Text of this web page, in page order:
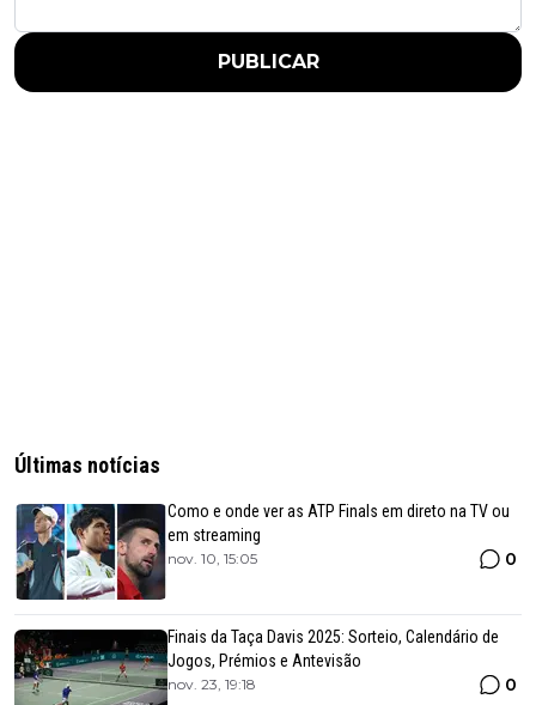
PUBLICAR
Últimas notícias
Como e onde ver as ATP Finals em direto na TV ou
em streaming
nov. 10, 15:05 0
Finais da Taça Davis 2025: Sorteio, Calendário de
Jogos, Prémios e Antevisão
nov. 23, 19:18 0